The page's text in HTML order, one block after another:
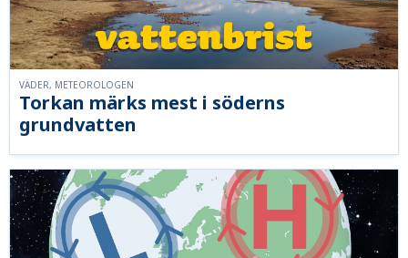
Torkan märks mest i söderns
grundvatten
VÄDER, METEOROLOGEN